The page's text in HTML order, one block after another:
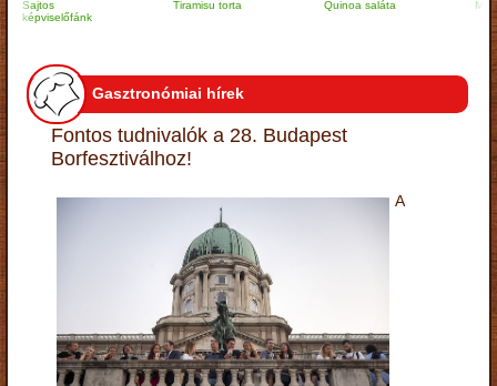
Tiramisu torta Quinoa saláta Mandulás
Gasztronómiai hírek
Fontos tudnivalók a 28. Budapest
Borfesztiválhoz!
A